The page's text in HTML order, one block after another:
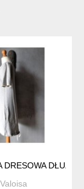
DRESOWA
Valoisa